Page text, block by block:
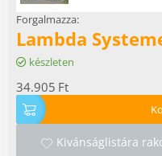
Forgalmazza:
Lambda
készleten
34.905 Ft
Kivánságlistára